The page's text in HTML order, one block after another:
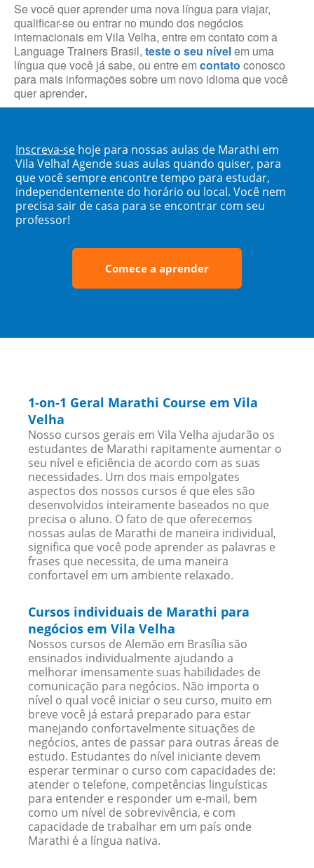
Se você quer aprender uma nova língua para viajar,
qualificar-se ou entrar no mundo dos negócios
internacionais em Vila Velha, entre em contato com a
Language Trainers Brasil, teste o seu nívelem uma
língua que você já sabe, ou entre em contato conosco
para mais informações sobre um novo idioma que você
quer aprender.
Inscreva-se hoje para nossas aulas de Marathi em
Vila Velha! Agende suas aulas quando quiser, para
que você sempre encontre tempo para estudar,
independentemente do horário ou local. Você nem
precisa sair de casa para se encontrar com seu
professor!
Comece a aprender
1-on-1 Geral Marathi Course em Vila
Velha
Nosso cursos gerais em Vila Velha ajudarão os
estudantes de Marathi rapitamente aumentar o
seu nível e eficiência de acordo com as suas
necessidades. Um dos mais empolgates
aspectos dos nossos cursos é que eles são
desenvolvidos inteiramente baseados no que
precisa o aluno. O fato de que oferecemos
nossas aulas de Marathi de maneira individual,
significa que você pode aprender as palavras e
frases que necessita, de uma maneira
confortavel em um ambiente relaxado.
Cursos individuais de Marathi para
negócios em Vila Velha
Nossos cursos de Alemão em Brasília são
ensinados individualmente ajudando a
melhorar imensamente suas habilidades de
comunicação para negócios. Não importa o
nível o qual você iniciar o seu curso, muito em
breve você já estará preparado para estar
manejando confortavelmente situações de
negócios, antes de passar para outras áreas de
estudo. Estudantes do nível iniciante devem
esperar terminar o curso com capacidades de:
atender o telefone, competências linguísticas
para entender e responder um e-mail, bem
como um nível de sobrevivência, e com
capacidade de trabalhar em um país onde
Marathi é a língua nativa.